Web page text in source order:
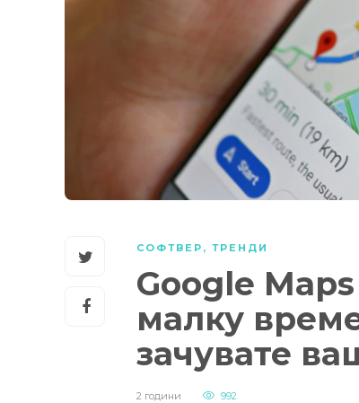
СОФТВЕР , ТРЕНДИ
Google
малку
зачувате
2 години 992